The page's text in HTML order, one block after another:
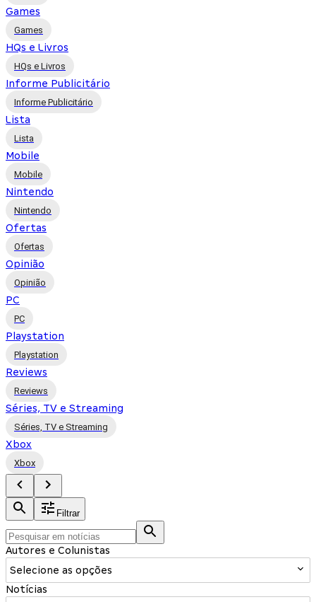
Games
Games
HQs e Livros
HQs e Livros
Informe Publicitário
Informe Publicitário
Lista
Lista
Mobile
Mobile
Nintendo
Nintendo
Ofertas
Ofertas
Opinião
Opinião
PC
PC
Playstation
Playstation
Reviews
Reviews
Séries, TV e Streaming
Séries, TV e Streaming
Xbox
Xbox
Filtrar
Autores e Colunistas
Selecione as opções
Notícias